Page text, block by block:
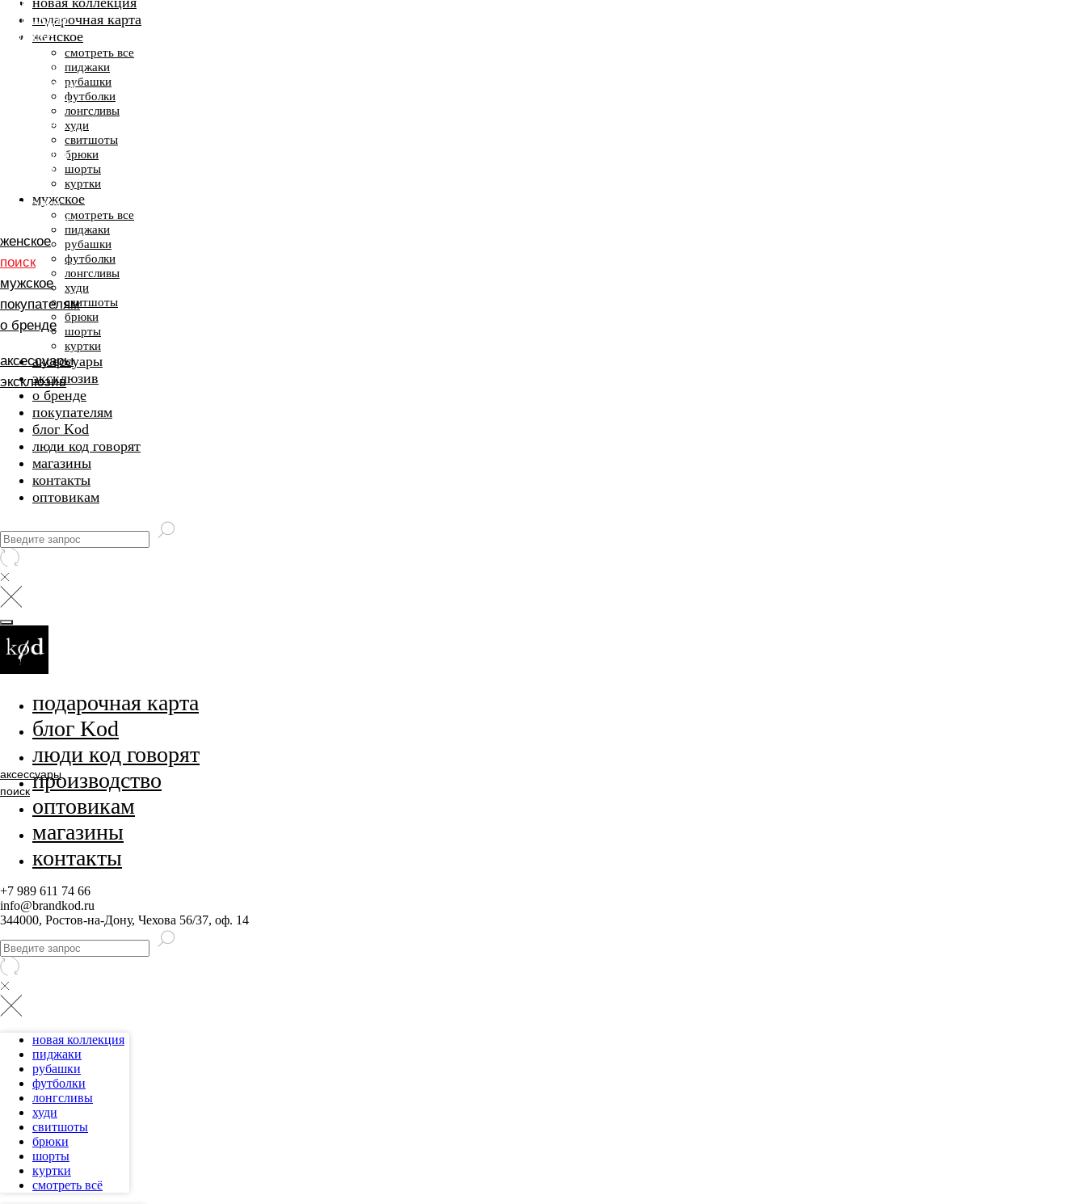
СВИТШОТЫ
РУБАШКИ
ФУТБОЛКИ
АКСЕССУАРЫ
ЭКСКЛЮЗИВ
ПИДЖАКИ
СВИТШОТЫ
РУБАШКИ
ФУТБОЛКИ
АКСЕССУАРЫ
женское
поиск
мужское
покупателям
о бренде
аксессуары
эксклюзив
подарочная карта
женское
смотреть все
пиджаки
рубашки
футболки
лонгсливы
худи
свитшоты
брюки
шорты
куртки
мужское
смотреть все
пиджаки
рубашки
футболки
лонгсливы
худи
свитшоты
брюки
шорты
куртки
аксессуары
эксклюзив
о бренде
покупателям
блог Kod
люди код говорят
магазины
контакты
оптовикам
аксессуары
поиск
подарочная карта
блог Kod
люди код говорят
производство
оптовикам
магазины
контакты
+7 989 611 74 66
info@brandkod.ru
344000, Ростов-на-Дону, Чехова 56/37, оф. 14
новая коллекция
пиджаки
рубашки
футболки
лонгсливы
худи
свитшоты
брюки
шорты
куртки
смотреть всё